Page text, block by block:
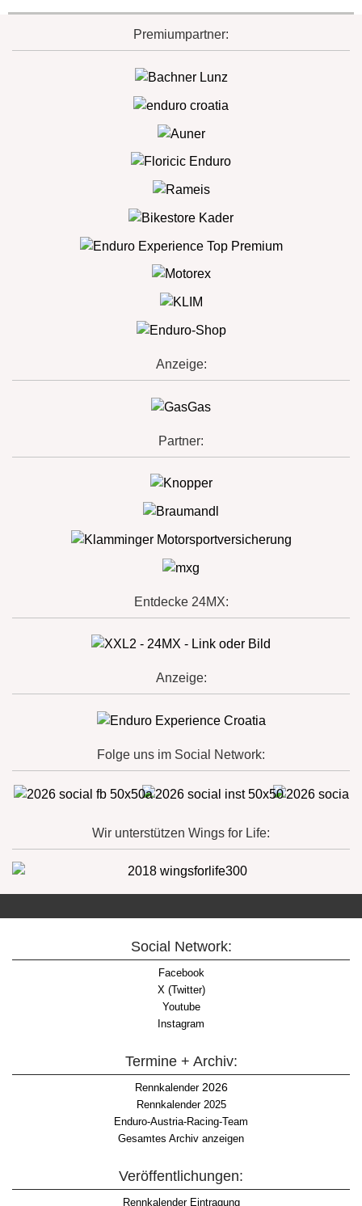
Premiumpartner:
Anzeige:
Partner:
Entdecke 24MX:
Anzeige:
Folge uns im Social Network:
Wir unterstützen Wings for Life:
Social Network:
Facebook
X (Twitter)
Youtube
Instagram
Termine + Archiv:
Rennkalender2026
Rennkalender 2025
Enduro-Austria-Racing-Team
Gesamtes Archiv anzeigen
Veröffentlichungen:
Rennkalender Eintragung